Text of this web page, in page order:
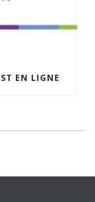
EN LIGNE